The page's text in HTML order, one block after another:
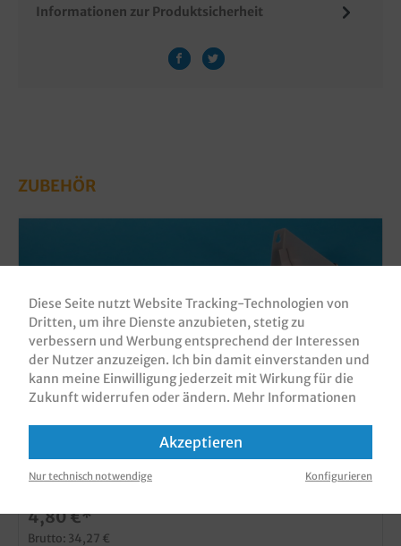
Informationen zur Produktsicherheit
ZUBEHÖR
Folienrollenspender Metall für 1 Rolle
Produktnummer:FSP01
4,80 €*
Brutto: 34,27 €
Diese Seite nutzt Website Tracking-Technologien von
Dritten, um ihre Dienste anzubieten, stetig zu
verbessern und Werbung entsprechend der Interessen
der Nutzer anzuzeigen. Ich bin damit einverstanden und
kann meine Einwilligung jederzeit mit Wirkung für die
Zukunft widerrufen oder ändern. Mehr Informationen
Akzeptieren
Nur technisch notwendige Konfigurieren